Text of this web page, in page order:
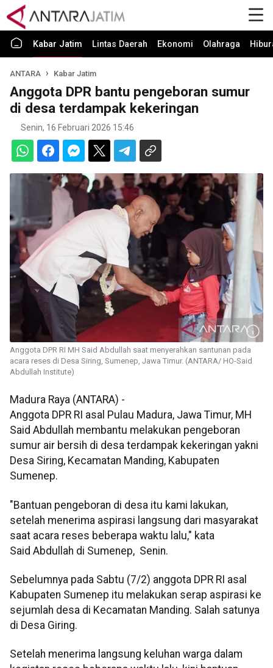
Kabar Jatim Lintas Daerah Ekonomi Olahraga
ANTARA Kabar Jatim
Anggota DPR bantu pengeboran sumur
di desa terdampak kekeringan
Senin, 16 Februari 2026 15:46
Anggota DPR RI MH Said Abdullah saat menyerahkan santunan pada
acara reses di Desa Siring, Sumenep, Jawa Timur. (ANTARA/ HO-Said
Abdullah Institute)
Madura Raya (ANTARA) -
Anggota DPR RI asal Pulau Madura, Jawa Timur, MH
Said Abdullah membantu melakukan pengeboran
sumur air bersih di desa terdampak kekeringan yakni
Desa Siring, Kecamatan Manding, Kabupaten
Sumenep.
"Bantuan pengeboran di desa itu kami lakukan,
setelah menerima aspirasi langsung dari masyarakat
saat acara reses beberapa waktu lalu," kata
Said Abdullah di Sumenep, Senin.
Sebelumnya pada Sabtu (7/2) anggota DPR RI asal
Kabupaten Sumenep itu melakukan serap aspirasi ke
sejumlah desa di Kecamatan Manding. Salah satunya
di Desa Giring.
Setelah menerima langsung keluhan warga dalam